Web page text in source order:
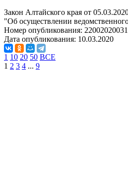
Закон Алтайского края от
"Об осуществлении
Номер опубликования:
Дата опубликования: 10.03.2020
1 10 20 50 ВСЕ
1 2 3 4 ... 9